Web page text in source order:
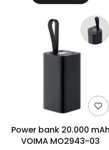
Power bank 20.000 mAh
VOIMA MO2943-03